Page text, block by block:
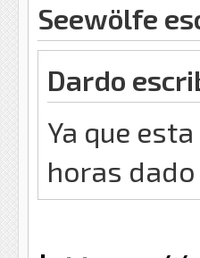
Seewölfe
Dardo
Ya que
horas